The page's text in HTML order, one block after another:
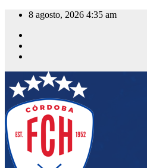
Saltar
contenido
8 agosto, 2026 4:35 am